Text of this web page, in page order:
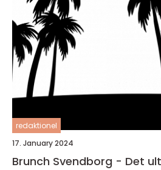
redaktionel
17. January 2024
Brunch Svendborg - Det